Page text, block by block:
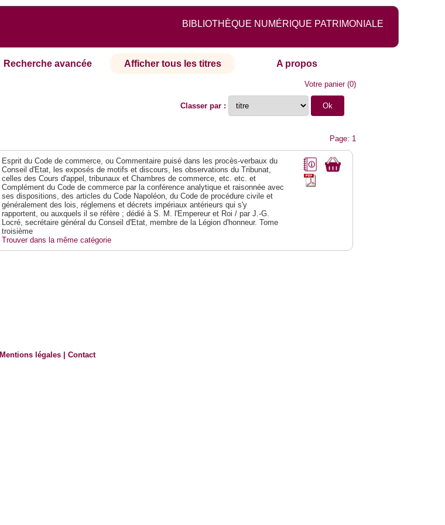
BIBLIOTHÈQUE NUMÉRIQUE PATRIMONIALE
Recherche avancée Afficher tous les titres A propos
Votre panier(0)
Classer par :
Page: 1
Esprit du Code de commerce, ou Commentaire puisé dans les procès-verbaux du
Conseil d'Etat, les exposés de motifs et discours, les observations du Tribunat,
celles des Cours d'appel, tribunaux et Chambres de commerce, etc. etc. et
Complément du Code de commerce par la conférence analytique et raisonnée avec
ses dispositions, des articles du Code Napoléon, du Code de procédure civile et
généralement des lois, réglemens et décrets impériaux antérieurs qui s'y
rapportent, ou auxquels il se réfère ; dédié à S. M. l'Empereur et Roi / par J.-G.
Locré, secrétaire général du Conseil d'Etat, membre de la Légion d'honneur. Tome
troisième
Trouver dans la même catégorie
Mentions légales |Contact